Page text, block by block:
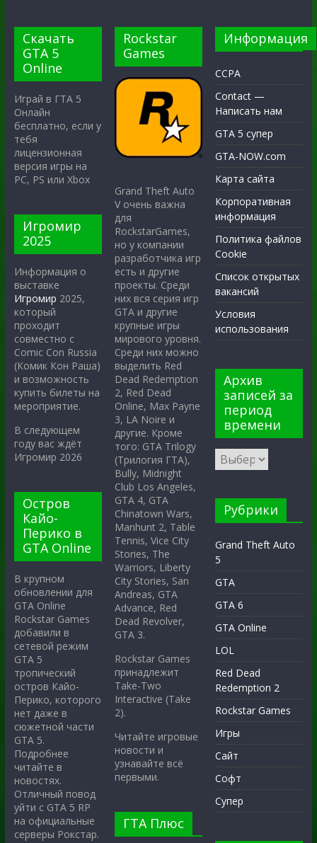
Скачать
GTA 5
Online
Играй в ГТА 5
Онлайн
бесплатно, если у
тебя
лицензионная
версия игры на
PC, PS или Xbox
Игромир
2025
Информация о
выставке
Игромир 2025,
который
проходит
совместно с
Comic Con Russia
(Комик Кон Раша)
и возможность
купить билеты на
мероприятие.
В следующем
году вас ждёт
Игромир 2026
Остров
Кайо-
Перико в
GTA Online
В крупном
обновлении для
GTA Online
Rockstar Games
добавили в
сетевой режим
GTA 5
тропический
остров Кайо-
Перико, которого
нет даже в
сюжетной части
GTA 5.
Подробнее
читайте в
новостях.
Отличный повод
уйти с GTA 5 RP
на официальные
серверы Рокстар.
Rockstar
Games
Grand Theft Auto
V очень важна
для
RockstarGames,
но у компании
разработчика игр
есть и другие
проекты. Среди
них вся серия игр
GTA и другие
крупные игры
мирового уровня.
Среди них можно
выделить Red
Dead Redemption
2, Red Dead
Online, Max Payne
3, LA Noire и
другие. Кроме
того: GTA Trilogy
(Трилогия ГТА),
Bully, Midnight
Club Los Angeles,
GTA 4, GTA
Chinatown Wars,
Manhunt 2, Table
Tennis, Vice City
Stories, The
Warriors, Liberty
City Stories, San
Andreas, GTA
Advance, Red
Dead Revolver,
GTA 3.
Rockstar Games
принадлежит
Take-Two
Interactive (Take
2).
Читайте игровые
новости и
узнавайте всё
первыми.
ГТА Плюс
Информация
CCPA
Contact —
Написать нам
GTA 5 супер
GTA-NOW.com
Карта сайта
Корпоративная
информация
Политика файлов
Cookie
Список открытых
вакансий
Условия
использования
Архив
записей за
период
времени
Рубрики
Grand Theft Auto
5
GTA
GTA 6
GTA Online
LOL
Red Dead
Redemption 2
Rockstar Games
Игры
Сайт
Софт
Супер